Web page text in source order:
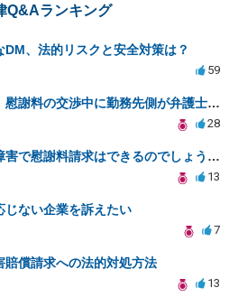
Q&Aランキング
、法的リスクと安全対策は？
59
パワハラ被害で退職。慰謝料の交渉中に勤務先側が弁護士を立ててきました
28
労災事故による身体障害で慰謝料請求はできるのでしょうか？
13
じない企業を訴えたい
7
賠償請求への法的対処方法
13